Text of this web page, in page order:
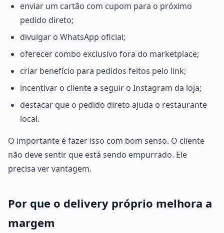
enviar um cartão com cupom para o próximo
pedido direto;
divulgar o WhatsApp oficial;
oferecer combo exclusivo fora do marketplace;
criar benefício para pedidos feitos pelo link;
incentivar o cliente a seguir o Instagram da loja;
destacar que o pedido direto ajuda o restaurante
local.
O importante é fazer isso com bom senso. O cliente
não deve sentir que está sendo empurrado. Ele
precisa ver vantagem.
Por que o delivery próprio melhora a
margem